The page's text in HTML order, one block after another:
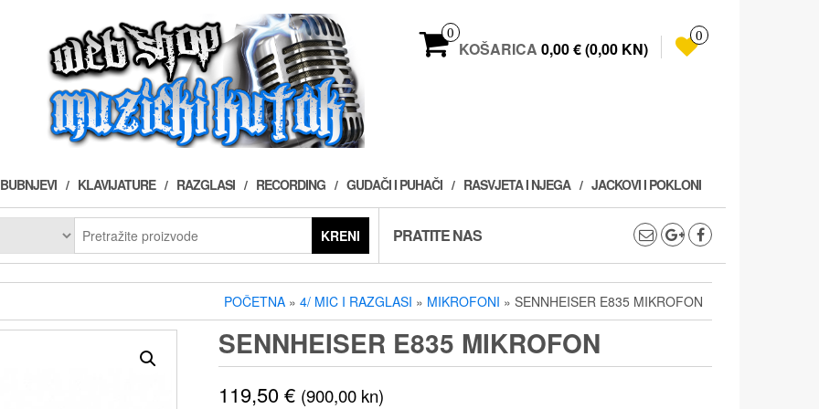
0
KOŠARICA 0,00 € (0,00 KN)
0
BUBNJEVI KLAVIJATURE RAZGLASI RECORDING GUDAČI I PUHAČI RASVJETA I NJEGA JACKOVI I POKLONI
KRENI PRATITE NAS
POČETNA » 4/ MIC I RAZGLASI » MIKROFONI » SENNHEISER E835 MIKROFON
SENNHEISER E835 MIKROFON
119,50€ (900,00 kn)